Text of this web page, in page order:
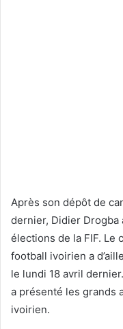
Après son dépôt de
dernier, Didier
élections de la FIF. Le
football ivoirien a
le lundi 18 avril
a présenté les grands
ivoirien.